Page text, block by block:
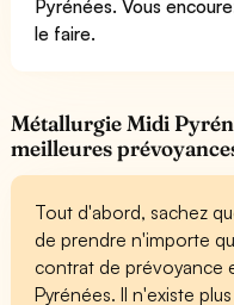
Pyrénées. Vous
le faire.
Métallurgie Midi
meilleures
Tout d'abord, sachez
de prendre n'importe
contrat de prévoyance
Pyrénées. Il n'existe